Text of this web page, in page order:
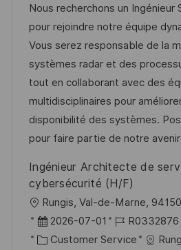
e
n
t
l
i
c
h
u
n
g
t
u
m
d
e
r
V
e
ö
f
e
b
-
I
D
a
t
e
g
o
r
i
e
Nous recherchons un Ingénieur
pour rejoindre notre équipe
Vous serez responsable de la
systèmes radar et des
tout en collaborant avec des
multidisciplinaires pour
disponibilité des systèmes.
pour faire partie de notre
Ingénieur Architecte de
cybersécurité (H/F)
O
r
t
Rungis, Val-de-Marne, 94150
D
a
2026-07-01
J
o
R0332876
K Customer Service